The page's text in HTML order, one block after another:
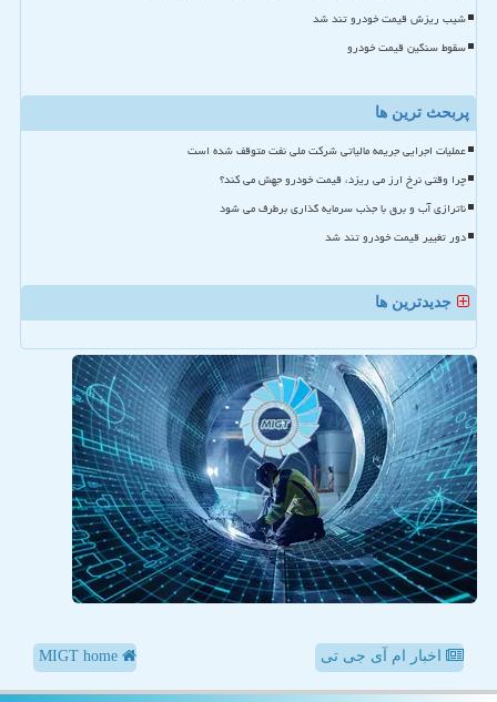
شیب ریزش قیمت خودرو تند شد
سقوط سنگین قیمت خودرو
پربحث ترین ها
عملیات اجرایی جریمه مالیاتی شرکت ملی نفت متوقف شده است
چرا وقتی نرخ ارز می ریزد، قیمت خودرو جهش می کند؟
ناترازی آب و برق با جذب سرمایه گذاری برطرف می شود
دور تغییر قیمت خودرو تند شد
جدیدترین ها
اخبار ام آی جی تی